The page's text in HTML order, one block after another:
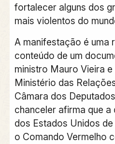
fortalecer alguns dos
mais violentos do
A manifestação é uma
conteúdo de um
ministro Mauro Vieira
Ministério das
Câmara dos
chanceler afirma que a
dos Estados Unidos
o Comando Vermelho